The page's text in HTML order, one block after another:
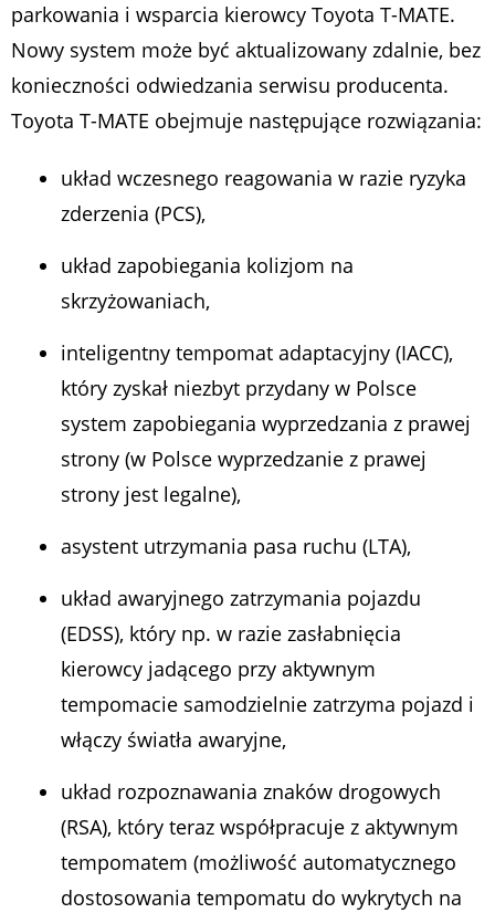
parkowania i wsparcia kierowcy Toyota T-MATE.
Nowy system może być aktualizowany zdalnie, bez
konieczności odwiedzania serwisu producenta.
Toyota T-MATE obejmuje następujące rozwiązania:
układ wczesnego reagowania w razie ryzyka
zderzenia (PCS),
układ zapobiegania kolizjom na
skrzyżowaniach,
inteligentny tempomat adaptacyjny (IACC),
który zyskał niezbyt przydany w Polsce
system zapobiegania wyprzedzania z prawej
strony (w Polsce wyprzedzanie z prawej
strony jest legalne),
asystent utrzymania pasa ruchu (LTA),
układ awaryjnego zatrzymania pojazdu
(EDSS), który np. w razie zasłabnięcia
kierowcy jadącego przy aktywnym
tempomacie samodzielnie zatrzyma pojazd i
włączy światła awaryjne,
układ rozpoznawania znaków drogowych
(RSA), który teraz współpracuje z aktywnym
tempomatem (możliwość automatycznego
dostosowania tempomatu do wykrytych na